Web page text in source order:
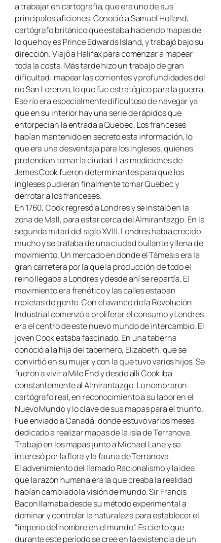
a trabajar en cartografía, que era uno de sus
principales aficiones. Conoció a Samuel Holland,
cartógrafo británico que estaba haciendo mapas de
lo que hoy es Prince Edwards Island, y trabajó bajo su
dirección. Viajó a Halifax para comenzar a mapear
toda la costa. Más tarde hizo un trabajo de gran
dificultad: mapear las corrientes y profundidades del
río San Lorenzo, lo que fue estratégico para la guerra.
Ese río era especialmente dificultoso de navegar ya
que en su interior hay una serie de rápidos que
entorpecían la entrada a Quebec. Los franceses
habían mantenido en secreto esta información, lo
que era una desventaja para los ingleses, quienes
pretendían tomar la ciudad. Las mediciones de
James Cook fueron determinantes para que los
ingleses pudieran finalmente tomar Quebec y
derrotar a los franceses.
En 1760, Cook regresó a Londres y se instaló en la
zona de Mall, para estar cerca del Almirantazgo. En la
segunda mitad del siglo XVIII, Londres había crecido
mucho y se trataba de una ciudad bullante y llena de
movimiento. Un mercado en donde el Támesis era la
gran carretera por la que la producción de todo el
reino llegaba a Londres y desde ahí se repartía. El
movimiento era frenético y las calles estaban
repletas de gente. Con el avance de la Revolución
Industrial comenzó a proliferar el consumo y Londres
era el centro de este nuevo mundo de intercambio. El
joven Cook estaba fascinado. En una taberna
conoció a la hija del tabernero, Elizabeth, que se
convirtió en su mujer y con la que tuvo varios hijos. Se
fueron a vivir a Mile End y desde allí Cook iba
constantemente al Almirantazgo. Lo nombraron
cartógrafo real, en reconocimiento a su labor en el
Nuevo Mundo y lo clave de sus mapas para el triunfo.
Fue enviado a Canadá, donde estuvo varios meses
dedicado a realizar mapas de la isla de Terranova.
Trabajó en los mapas junto a Michael Lane y se
interesó por la flora y la fauna de Terranova.
El advenimiento del llamado Racionalismo y la idea
que la razón humana era la que creaba la realidad
habían cambiado la visión de mundo. Sir Francis
Bacon llamaba desde su método experimental a
dominar y controlar la naturaleza para establecer el
“imperio del hombre en el mundo”. Es cierto que
durante este período se cree en la existencia de un